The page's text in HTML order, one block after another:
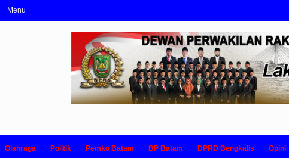
Menu
Olahraga Politik Pemko Batam BP Batam DPRD Bengkalis Opini